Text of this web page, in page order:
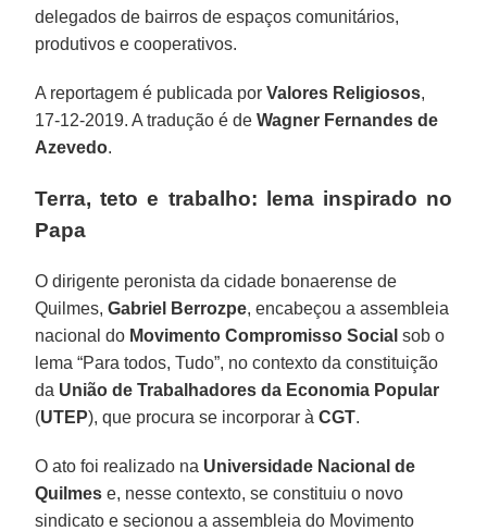
delegados de bairros de espaços comunitários,
produtivos e cooperativos.
A reportagem é publicada porValores Religiosos,
17-12-2019. A tradução é deWagner Fernandes de
Azevedo.
Terra, teto e trabalho: lema inspirado no
Papa
O dirigente peronista da cidade bonaerense de
Quilmes,Gabriel Berrozpe, encabeçou a assembleia
nacional do Movimento Compromisso Social sob o
lema “Para todos, Tudo”, no contexto da constituição
da União de Trabalhadores da Economia Popular
(UTEP), que procura se incorporar àCGT.
O ato foi realizado na Universidade Nacional de
Quilmes e, nesse contexto, se constituiu o novo
sindicato e secionou a assembleia do Movimento